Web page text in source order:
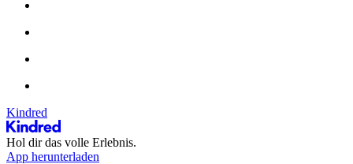
Kindred
Hol dir das volle Erlebnis.
App herunterladen